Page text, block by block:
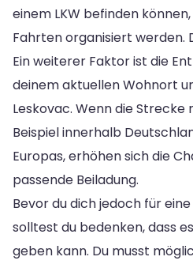
einem LKW befinden
Fahrten organisiert werden.
Ein weiterer Faktor ist die
deinem aktuellen Wohnort
Leskovac. Wenn die Strecke
Beispiel innerhalb
Europas, erhöhen sich die
passende Beiladung.
Bevor du dich jedoch für
solltest du bedenken, dass
geben kann. Du musst